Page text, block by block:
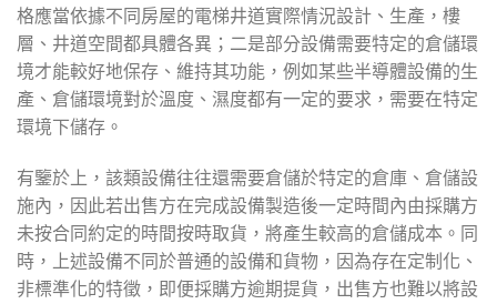
格應當依據不同房屋的電梯井道實際情況設計、生產，樓
層、井道空間都具體各異；二是部分設備需要特定的倉儲環
境才能較好地保存、維持其功能，例如某些半導體設備的生
產、倉儲環境對於溫度、濕度都有一定的要求，需要在特定
環境下儲存。
有鑒於上，該類設備往往還需要倉儲於特定的倉庫、倉儲設
施內，因此若出售方在完成設備製造後一定時間內由採購方
未按合同約定的時間按時取貨，將產生較高的倉儲成本。同
時，上述設備不同於普通的設備和貨物，因為存在定制化、
非標準化的特徵，即便採購方逾期提貨，出售方也難以將設